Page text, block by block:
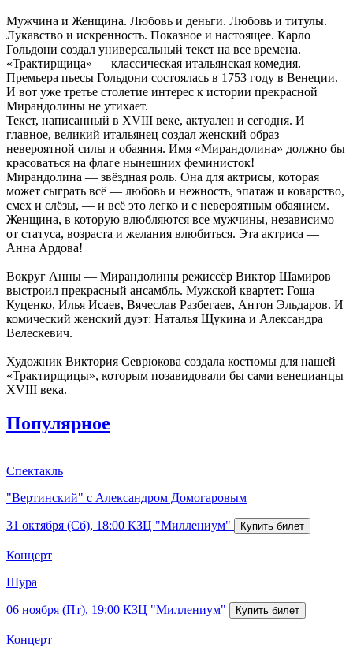
Мужчина и Женщина. Любовь и деньги. Любовь и титулы.
Лукавство и искренность. Показное и настоящее. Карло
Гольдони создал универсальный текст на все времена.
«Трактирщица» — классическая итальянская комедия.
Премьера пьесы Гольдони состоялась в 1753 году в Венеции.
И вот уже третье столетие интерес к истории прекрасной
Мирандолины не утихает.
Текст, написанный в XVIII веке, актуален и сегодня. И
главное, великий итальянец создал женский образ
невероятной силы и обаяния. Имя «Мирандолина» должно бы
красоваться на флаге нынешних феминисток!
Мирандолина — звёздная роль. Она для актрисы, которая
может сыграть всё — любовь и нежность, эпатаж и коварство,
смех и слёзы, — и всё это легко и с невероятным обаянием.
Женщина, в которую влюбляются все мужчины, независимо
от статуса, возраста и желания влюбиться. Эта актриса —
Анна Ардова!
Вокруг Анны — Мирандолины режиссёр Виктор Шамиров
выстроил прекрасный ансамбль. Мужской квартет: Гоша
Куценко, Илья Исаев, Вячеслав Разбегаев, Антон Эльдаров. И
комический женский дуэт: Наталья Щукина и Александра
Велескевич.
Художник Виктория Севрюкова создала костюмы для нашей
«Трактирщицы», которым позавидовали бы сами венецианцы
XVIII века.
Популярное
Спектакль
"Вертинский" с Александром Домогаровым
31 октября (Сб), 18:00 КЗЦ "Миллениум"
Концерт
Шура
06 ноября (Пт), 19:00 КЗЦ "Миллениум"
Концерт